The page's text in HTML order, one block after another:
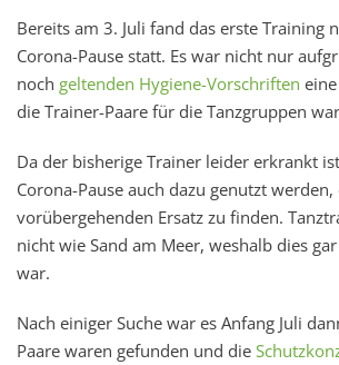
Bereits am 3. Juli fand das erste Training
Corona-Pause statt. Es war nicht nur
noch geltenden Hygiene-Vorschriften
die Trainer-Paare für die Tanzgruppen
Da der bisherige Trainer leider erkrankt
Corona-Pause auch dazu genutzt werden,
vorübergehenden Ersatz zu finden.
nicht wie Sand am Meer, weshalb dies
war.
Nach einiger Suche war es Anfang Juli
Paare waren gefunden und die